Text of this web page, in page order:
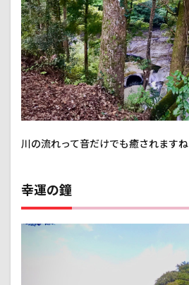
川の流れって音だけでも癒されますね
幸運の鐘